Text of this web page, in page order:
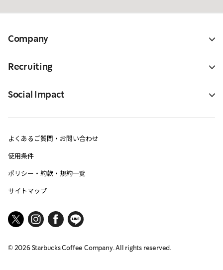
Company
Recruiting
Social Impact
よくあるご質問・お問い合わせ
使用条件
ポリシー・約款・規約一覧
サイトマップ
© 2026Starbucks Coffee Company. All rights reserved.